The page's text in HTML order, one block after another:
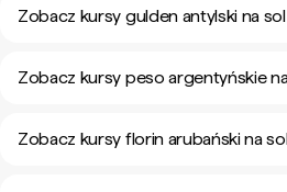
Zobacz kursy gulden antylski na
Zobacz kursy peso argentyńskie
Zobacz kursy florin arubański na